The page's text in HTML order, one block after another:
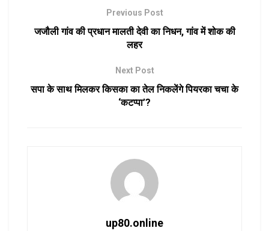
Previous Post
जजौली गांव की प्रधान मालती देवी का निधन, गांव में शोक की
लहर
Next Post
सपा के साथ मिलकर किसका का तेल निकलेंगे पियरका चचा के
‘कटप्पा’?
up80.online